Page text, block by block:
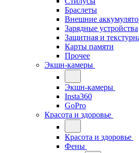
Браслеты
Внешние
Зарядные устройства
Защитная и
Карты памяти
Прочее
Экшн-камеры
Экшн-камеры
Insta360
GoPro
Красота и здоровье
Красота и здоровье
Фены